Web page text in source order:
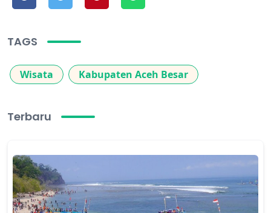
TAGS
Wisata Kabupaten Aceh Besar
Terbaru